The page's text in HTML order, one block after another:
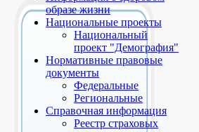
образе жизни
Национальные проекты
Национальный
проект "Демография"
Нормативные правовые
документы
Федеральные
Региональные
Справочная информация
Реестр страховых